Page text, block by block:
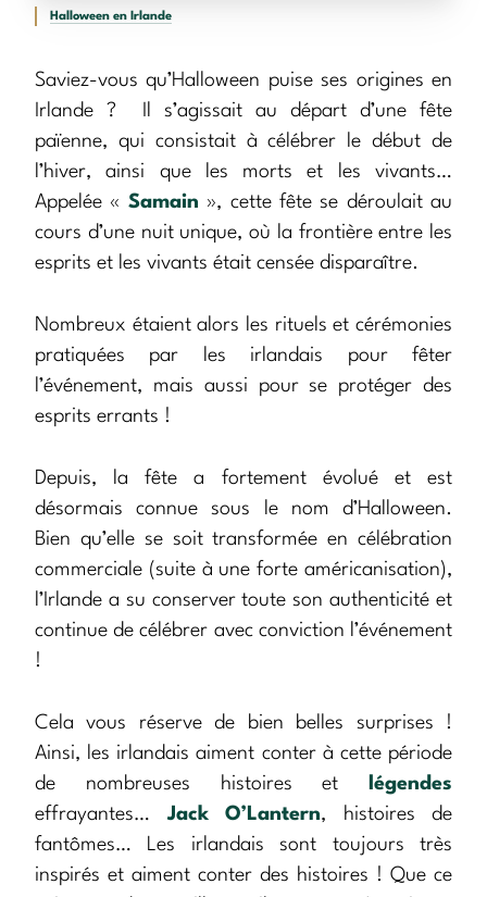
Halloween en Irlande
Saviez-vous qu’Halloween puise ses origines en
Irlande ? Il s’agissait au départ d’une fête
païenne, qui consistait à célébrer le début de
l’hiver, ainsi que les morts et les vivants…
Appelée « Samain », cette fête se déroulait au
cours d’une nuit unique, où la frontière entre les
esprits et les vivants était censée disparaître.
Nombreux étaient alors les rituels et cérémonies
pratiquées par les irlandais pour fêter
l’événement, mais aussi pour se protéger des
esprits errants !
Depuis, la fête a fortement évolué et est
désormais connue sous le nom d’Halloween.
Bien qu’elle se soit transformée en célébration
commerciale (suite à une forte américanisation),
l’Irlande a su conserver toute son authenticité et
continue de célébrer avec conviction l’événement
!
Cela vous réserve de bien belles surprises !
Ainsi, les irlandais aiment conter à cette période
de nombreuses histoires et
légendes
effrayantes…Jack O’Lantern, histoires de
fantômes… Les irlandais sont toujours très
inspirés et aiment conter des histoires ! Que ce